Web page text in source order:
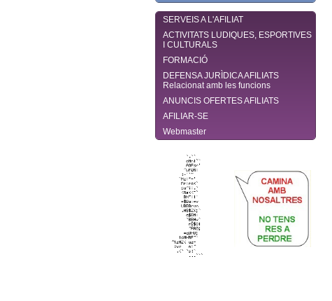
SERVEIS A L'AFILIAT
ACTIVITATS LUDIQUES, ESPORTIVES
I CULTURALS
FORMACIÓ
DEFENSA JURÌDICA AFILIATS
Relacionat amb les funcions
ANUNCIS OFERTES AFILIATS
AFILIAR-SE
Webmaster